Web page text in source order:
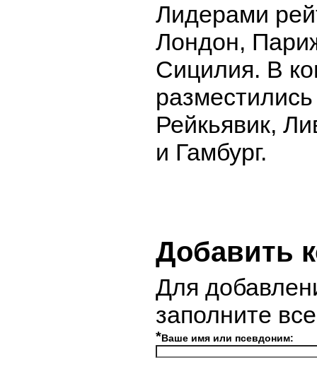
Лидерами
Лондон,
Сицилия. В
Рейкьявик,
и Гамбург.
Добавить
Для
заполните
*Ваше имя или псевдоним: